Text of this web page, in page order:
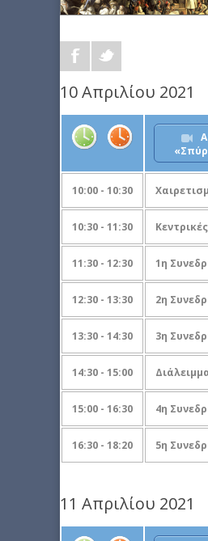
10 Απριλίου 2021
10:00 - 10:30
10:30 - 11:30
11:30 - 12:30 1η
12:30 - 13:30 2η
13:30 - 14:30 3η
14:30 - 15:00
15:00 - 16:30 4η
16:30 - 18:20 5η
11 Απριλίου 2021